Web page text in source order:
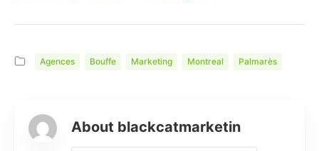
pour PME et
à Montréal en 2026
Agences Bouffe Marketing Montreal Palmarès
About blackcatmarketin